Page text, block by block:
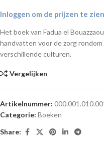
Inloggen om de prijzen te zien
Het boek van Fadua el
handvatten voor de zorg
verschillende culturen.
Vergelijken
Artikelnummer:
Categorie: Boeken
Share: